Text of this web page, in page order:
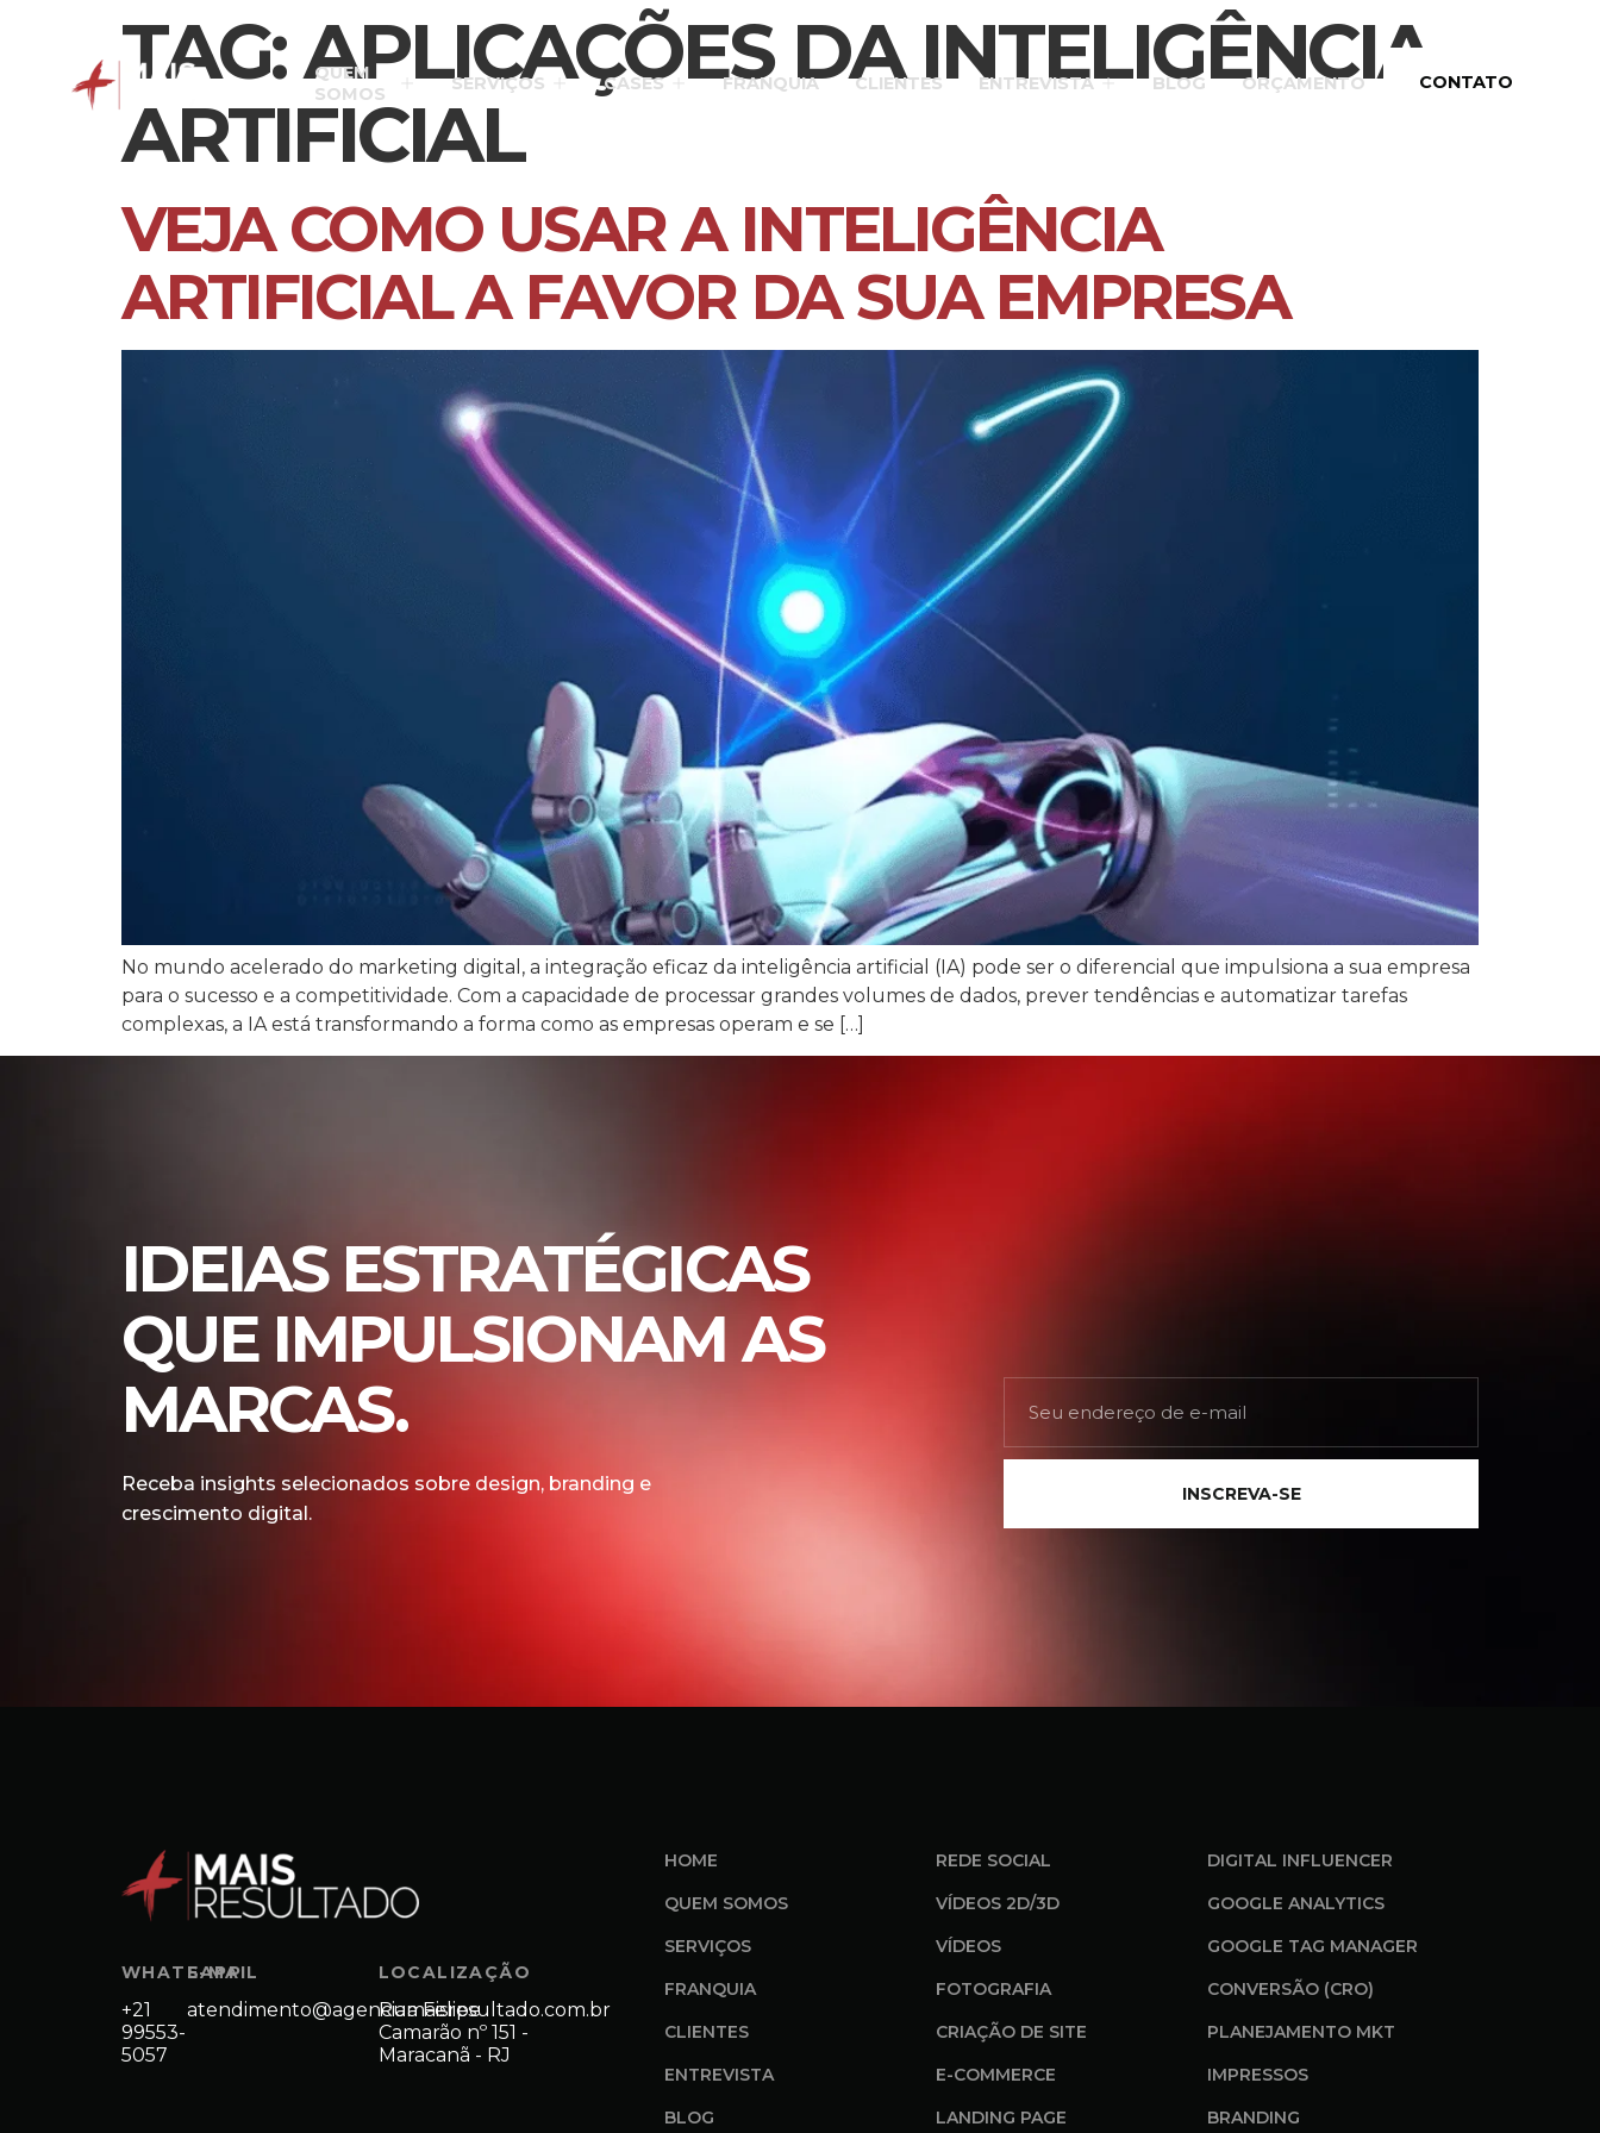
QUEM
SOMOS
SERVIÇOS CASES FRANQUIA CLIENTES ENTREVISTA BLOG ORÇAMENTO CONTATO
TAG:APLICAÇÕES DA INTELIGÊNCIA
ARTIFICIAL
VEJA COMO USAR A INTELIGÊNCIA
ARTIFICIAL A FAVOR DA SUA EMPRESA
No mundo acelerado do marketing digital, a integração eficaz da inteligência artificial (IA) pode ser o diferencial que impulsiona a sua empresa
para o sucesso e a competitividade. Com a capacidade de processar grandes volumes de dados, prever tendências e automatizar tarefas
complexas, a IA está transformando a forma como as empresas operam e se […]
IDEIAS ESTRATÉGICAS
QUE IMPULSIONAM AS
MARCAS.
Receba insights selecionados sobre design, branding e
crescimento digital.
INSCREVA-SE
WHATSAPP
+21
99553-
5057
E-MAIL
atendimento@agenciamaisresultado.com.br
LOCALIZAÇÃO
Rua Felipe
Camarão nº 151 -
Maracanã - RJ
HOME
QUEM SOMOS
SERVIÇOS
FRANQUIA
CLIENTES
ENTREVISTA
BLOG
REDE SOCIAL
VÍDEOS 2D/3D
VÍDEOS
FOTOGRAFIA
CRIAÇÃO DE SITE
E-COMMERCE
LANDING PAGE
DIGITAL INFLUENCER
GOOGLE ANALYTICS
GOOGLE TAG MANAGER
CONVERSÃO (CRO)
PLANEJAMENTO MKT
IMPRESSOS
BRANDING